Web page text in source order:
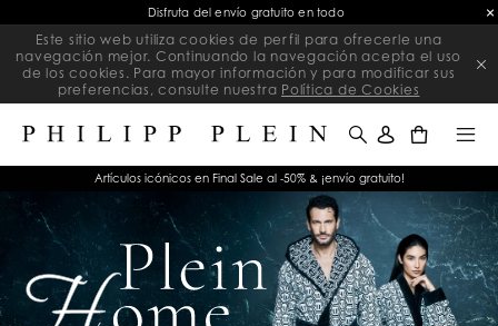
Final Sale | Rebajas exclusivas en artículos seleccionados | Termina pronto
Este sitio web utiliza cookies de perfil para ofrecerle una
navegación mejor. Continuando la navegación acepta el uso
de los cookies. Para mayor información y para modificar sus
preferencias, consulte nuestra Política de Cookies
Artículos icónicos en Final Sale al -50% & ¡envío gratuito!